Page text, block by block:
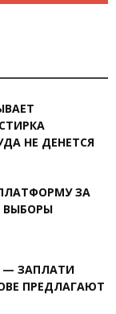
НЕ ДЕНЕТСЯ
ЗА
ВЫБОРЫ
— ЗАПЛАТИ
ПРЕДЛАГАЮТ